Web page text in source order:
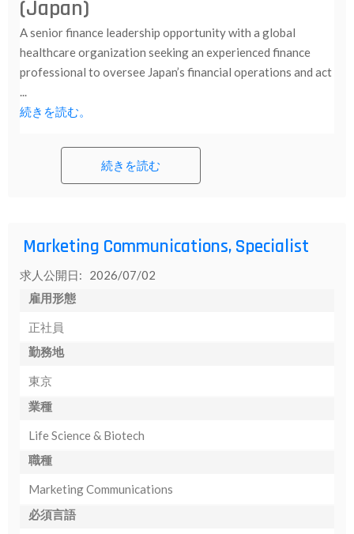
(Japan)
A senior finance leadership opportunity with a global
healthcare organization seeking an experienced finance
professional to oversee Japan’s financial operations and act
...
続きを読む。
続きを読む
Marketing Communications, Specialist
求人公開日: 2026/07/02
雇用形態
正社員
勤務地
東京
業種
Life Science & Biotech
職種
Marketing Communications
必須言語